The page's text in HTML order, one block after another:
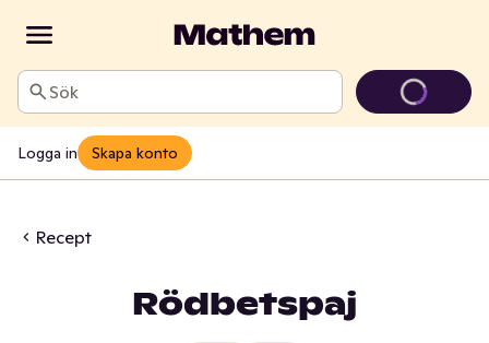
Sök
Logga in Skapa konto
Recept
Rödbetspaj